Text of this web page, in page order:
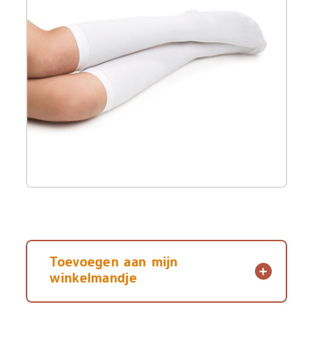
Embolix
AD
Toevoegen aan mijn
winkelmandje